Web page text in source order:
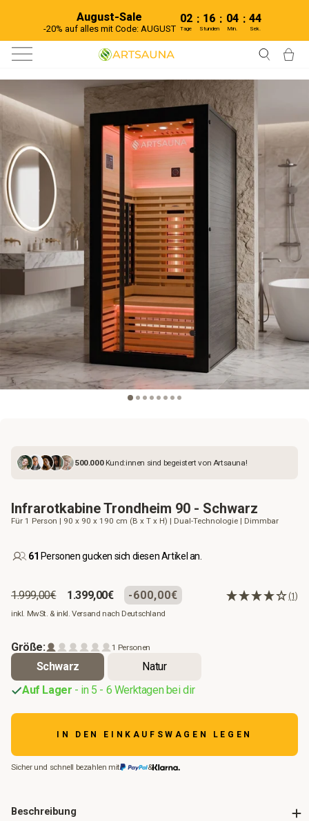
August-Sale
-20% auf alles mit Code: AUGUST
02
Tage
: 16
Stunden
: 04
Min.
: 44
Sek.
Seitennavigation Suche
› Vollspektrumstrahler
500.000Kund:innen sind begeistert von Artsauna!
Infrarotkabine Trondheim 90 - Schwarz
Für 1 Person | 90 x 90 x 190 cm (B x T x H) | Dual-Technologie | Dimmbar
61 Personen gucken sich diesen Artikel an.
Normaler
1.999,00€ Sonderpreis
1.399,00€ -600,00€
(1)
inkl. MwSt. & inkl. Versand nach Deutschland
Größe: 1 Personen
Schwarz
Natur
Auf Lager - in 5 - 6 Werktagen bei dir
IN DEN EINKAUFSWAGEN LEGEN
Sicher und schnell bezahlen mit &
Beschreibung